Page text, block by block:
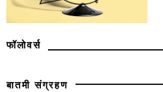
फॉलोवर्स
बातमी संग्रहण